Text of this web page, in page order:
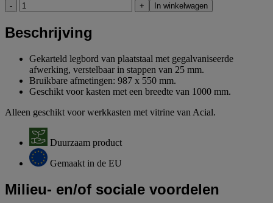
- + In winkelwagen
Beschrijving
Gekarteld legbord van plaatstaal met gegalvaniseerde
afwerking, verstelbaar in stappen van 25 mm.
Bruikbare afmetingen: 987 x 550 mm.
Geschikt voor kasten met een breedte van 1000 mm.
Alleen geschikt voor werkkasten met vitrine van Acial.
Duurzaam product
Gemaakt in de EU
Milieu- en/of sociale voordelen